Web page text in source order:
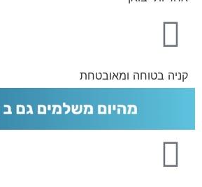
קניה בטוחה ומאובטחת